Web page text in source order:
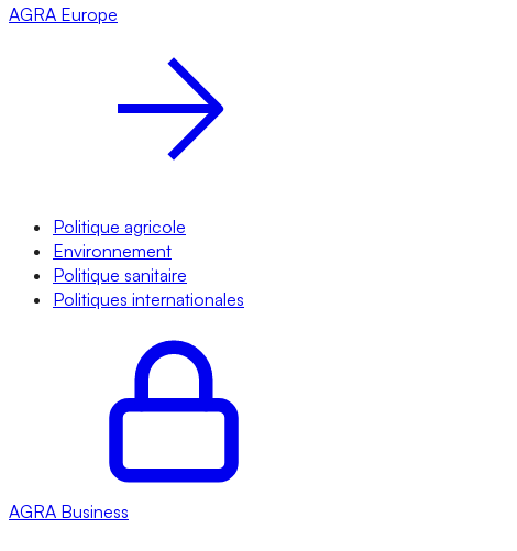
AGRA Europe
Politique agricole
Environnement
Politique sanitaire
Politiques internationales
AGRA Business